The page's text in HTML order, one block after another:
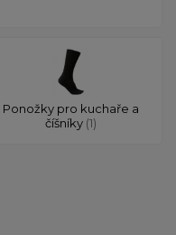
Ponožky pro kuchaře a
číšníky (1)